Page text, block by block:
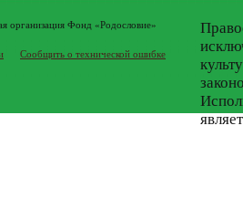
организация Фонд «Родословие»
Сообщить о технической ошибке